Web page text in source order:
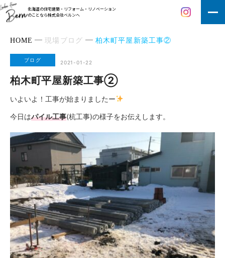
北海道の住宅建築・リフォーム・リノベーション
のことなら株式会社ベルンへ
HOME 現場ブログ 柏木町平屋新築工事②
ブログ 2021-01-22
柏木町平屋新築工事②
いよいよ！工事が始まりましたー
今日はパイル工事(杭工事)の様子をお伝えします。